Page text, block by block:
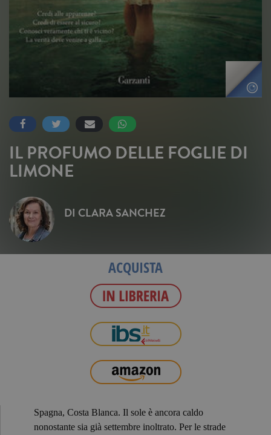
IL PROFUMO DELLE FOGLIE DI
LIMONE
DI CLARA SANCHEZ
ACQUISTA
Spagna, Costa Blanca. Il sole è ancora caldo
nonostante sia già settembre inoltrato. Per le strade